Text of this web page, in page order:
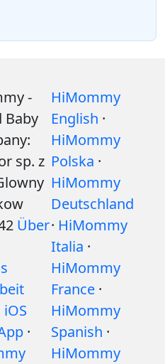
-
Baby
sp. z
Über
iOS
·
HiMommy
English ·
HiMommy
Polska ·
HiMommy
Deutschland
· HiMommy
Italia ·
HiMommy
France ·
HiMommy
Spanish ·
HiMommy